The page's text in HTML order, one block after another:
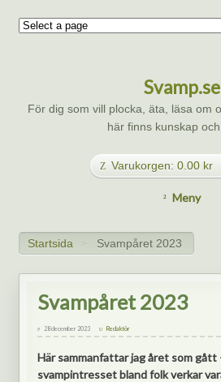
Svamp.se
För dig som vill plocka, äta, läsa om
här finns kunskap
Varukorgen: 0.00 kr
Meny
Startsida > Svampåret 2023
Svampåret 2023
28 december 2023 Redaktör
Här sammanfattar jag året som gått
svampintresset bland folk verkar